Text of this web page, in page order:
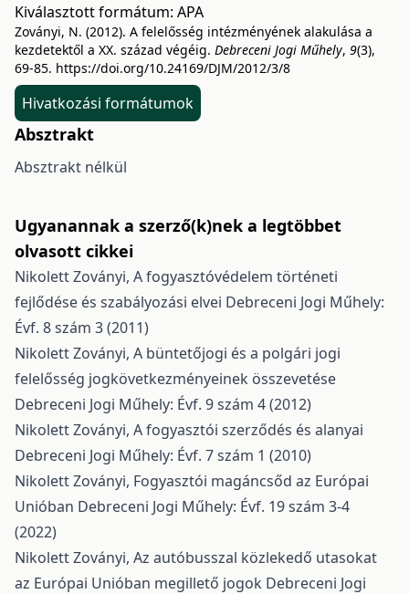
Kiválasztott formátum: APA
Zoványi, N. (2012). A felelősség intézményének alakulása a
kezdetektől a XX. század végéig. Debreceni Jogi Műhely, 9(3),
69-85. https://doi.org/10.24169/DJM/2012/3/8
Hivatkozási formátumok
Absztrakt
Absztrakt nélkül
Ugyanannak a szerző(k)nek a legtöbbet
olvasott cikkei
Nikolett Zoványi, A fogyasztóvédelem történeti
fejlődése és szabályozási elvei Debreceni Jogi Műhely:
Évf. 8 szám 3 (2011)
Nikolett Zoványi, A büntetőjogi és a polgári jogi
felelősség jogkövetkezményeinek összevetése
Debreceni Jogi Műhely: Évf. 9 szám 4 (2012)
Nikolett Zoványi, A fogyasztói szerződés és alanyai
Debreceni Jogi Műhely: Évf. 7 szám 1 (2010)
Nikolett Zoványi, Fogyasztói magáncsőd az Európai
Unióban Debreceni Jogi Műhely: Évf. 19 szám 3-4
(2022)
Nikolett Zoványi, Az autóbusszal közlekedő utasokat
az Európai Unióban megillető jogok Debreceni Jogi